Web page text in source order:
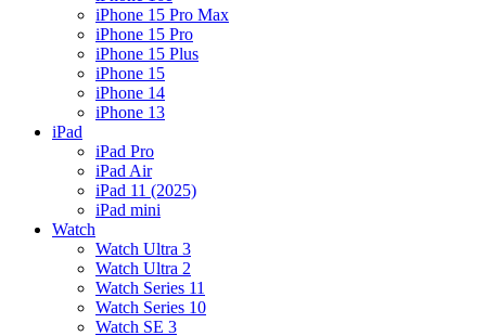
iPhone 15 Pro Max
iPhone 15 Pro
iPhone 15 Plus
iPhone 15
iPhone 14
iPhone 13
iPad
iPad Pro
iPad Air
iPad 11 (2025)
iPad mini
Watch
Watch Ultra 3
Watch Ultra 2
Watch Series 11
Watch Series 10
Watch SE 3